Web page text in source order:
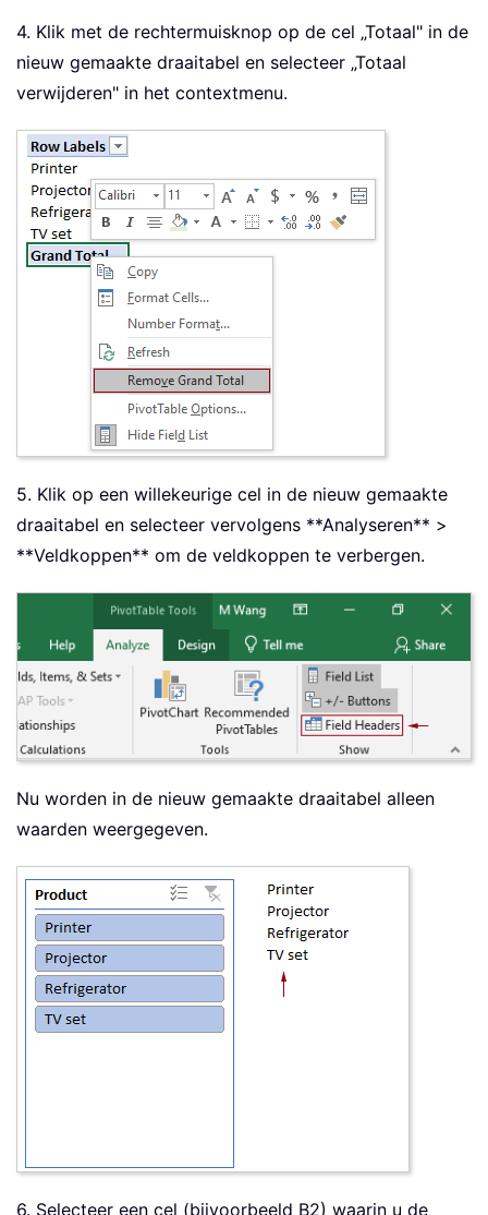
4. Klik met de rechtermuisknop op de cel „Totaal" in de
nieuw gemaakte draaitabel en selecteer „Totaal
verwijderen" in het contextmenu.
5. Klik op een willekeurige cel in de nieuw gemaakte
draaitabel en selecteer vervolgens **Analyseren** >
**Veldkoppen** om de veldkoppen te verbergen.
Nu worden in de nieuw gemaakte draaitabel alleen
waarden weergegeven.
6. Selecteer een cel (bijvoorbeeld B2) waarin u de